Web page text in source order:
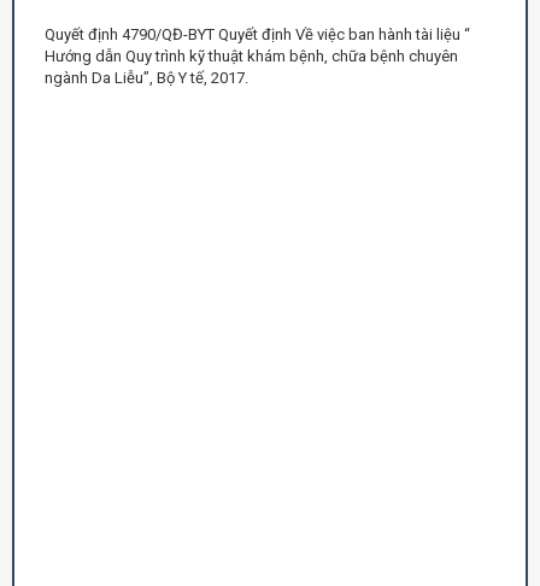
Quyết định 4790/QĐ-BYT Quyết định Về việc ban hành tài liệu “
Hướng dẫn Quy trình kỹ thuật khám bệnh, chữa bệnh chuyên
ngành Da Liễu”, Bộ Y tế, 2017.